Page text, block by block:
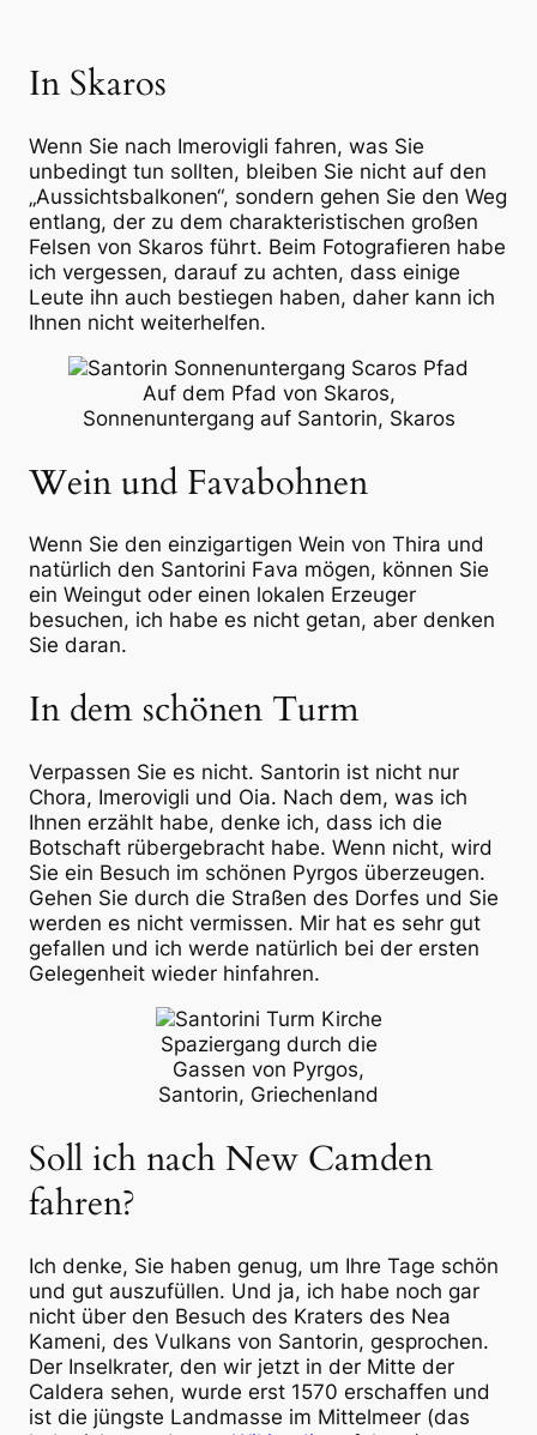
In Skaros
Wenn Sie nach Imerovigli fahren, was Sie
unbedingt tun sollten, bleiben Sie nicht auf den
„Aussichtsbalkonen“, sondern gehen Sie den Weg
entlang, der zu dem charakteristischen großen
Felsen von Skaros führt. Beim Fotografieren habe
ich vergessen, darauf zu achten, dass einige
Leute ihn auch bestiegen haben, daher kann ich
Ihnen nicht weiterhelfen.
Auf dem Pfad von Skaros,
Sonnenuntergang auf Santorin, Skaros
Wein und Favabohnen
Wenn Sie den einzigartigen Wein von Thira und
natürlich den Santorini Fava mögen, können Sie
ein Weingut oder einen lokalen Erzeuger
besuchen, ich habe es nicht getan, aber denken
Sie daran.
In dem schönen Turm
Verpassen Sie es nicht. Santorin ist nicht nur
Chora, Imerovigli und Oia. Nach dem, was ich
Ihnen erzählt habe, denke ich, dass ich die
Botschaft rübergebracht habe. Wenn nicht, wird
Sie ein Besuch im schönen Pyrgos überzeugen.
Gehen Sie durch die Straßen des Dorfes und Sie
werden es nicht vermissen. Mir hat es sehr gut
gefallen und ich werde natürlich bei der ersten
Gelegenheit wieder hinfahren.
Spaziergang durch die
Gassen von Pyrgos,
Santorin, Griechenland
Soll ich nach New Camden
fahren?
Ich denke, Sie haben genug, um Ihre Tage schön
und gut auszufüllen. Und ja, ich habe noch gar
nicht über den Besuch des Kraters des Nea
Kameni, des Vulkans von Santorin, gesprochen.
Der Inselkrater, den wir jetzt in der Mitte der
Caldera sehen, wurde erst 1570 erschaffen und
ist die jüngste Landmasse im Mittelmeer (das